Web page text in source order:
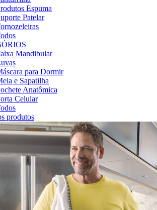
Espuma
Patelar
Mandibular
para Dormir
e Sapatilha
Anatômica
Celular
produtos